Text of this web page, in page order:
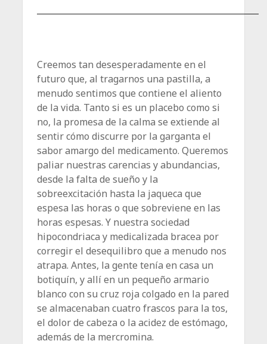
Creemos tan desesperadamente en el
futuro que, al tragarnos una pastilla, a
menudo sentimos que contiene el aliento
de la vida. Tanto si es un placebo como si
no, la promesa de la calma se extiende al
sentir cómo discurre por la garganta el
sabor amargo del medicamento. Queremos
paliar nuestras carencias y abundancias,
desde la falta de sueño y la
sobreexcitación hasta la jaqueca que
espesa las horas o que sobreviene en las
horas espesas. Y nuestra sociedad
hipocondriaca y medicalizada bracea por
corregir el desequilibro que a menudo nos
atrapa. Antes, la gente tenía en casa un
botiquín, y allí en un pequeño armario
blanco con su cruz roja colgado en la pared
se almacenaban cuatro frascos para la tos,
el dolor de cabeza o la acidez de estómago,
además de la mercromina.